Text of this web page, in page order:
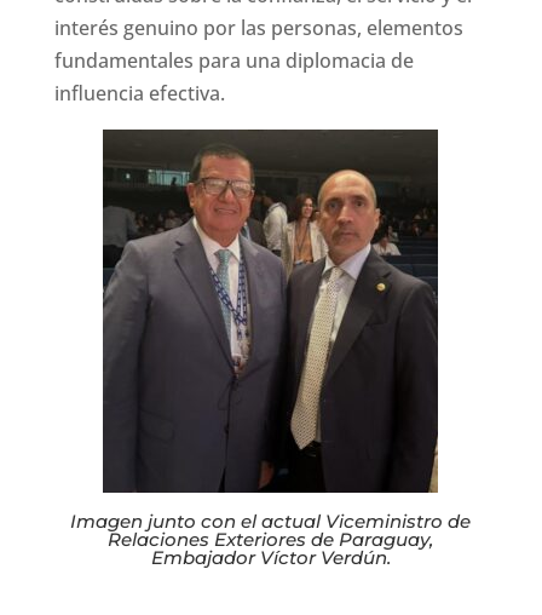
interés genuino por las personas, elementos
fundamentales para una diplomacia de
influencia efectiva.
Imagen junto con el actual Viceministro de
Relaciones Exteriores de Paraguay,
Embajador Víctor Verdún.